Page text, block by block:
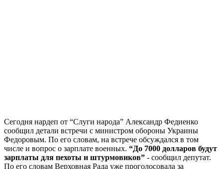
Сегодня нардеп от “Слуги народа” Александр Федиенко
сообщил детали встречи с министром обороны Украины
Федоровым. По его словам, на встрече обсуждался в том
числе и вопрос о зарплате военных. “До 7000 долларов будут
зарплаты для пехоты и штурмовиков” - сообщил депутат.
По его словам Верховная Рада уже проголосовала за